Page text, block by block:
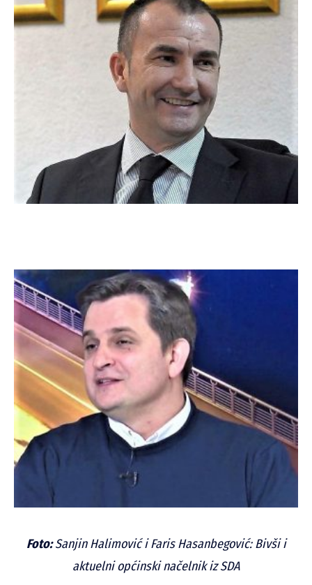
Foto:Sanjin Halimović i Faris Hasanbegović: Bivši i
aktuelni općinski načelnik iz SDA